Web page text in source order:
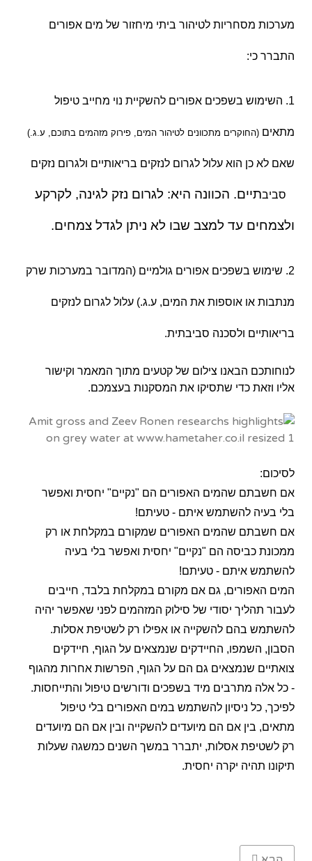
מערכות מסחריות לטיהור ביתי מיחזור של מים אפורים
התברר כי:
1. השימוש בשפכים אפורים להשקיית נוי מחייב טיפול
מתאים (החוקרים מתכוונים לטיהור המים, פירוק מזהמים בתוכם, ע.ג.)
שאם לא כן הוא עלול לגרום לנזקים בריאותיים ולגרום נזקים
סביבתיים. הכוונה היא: לגרום נזק לגינה, לקרקע
ולצמחים עד למצב שבו לא ניתן לגדל צמחים.
2. שימוש בשפכים אפורים גולמיים (המדובר במערכות שרק
מנתבות או אוספות את המים, ע.ג.) עלול לגרום לנזקים
בריאותיים ולסכנה סביבתית.
לנוחותכם הבאנו צילום של קטעים מתוך המאמר וקישור
אליו וזאת כדי שתסיקו את המסקנות בעצמכם.
לסיכום:
אם חשבתם שהמים האפורים הם "נקיים" יחסית ואפשר
בלי בעיה להשתמש איתם - טעיתם!
אם חשבתם שהמים האפורים שמקורם במקלחת או רק
ממכונת כביסה הם "נקיים" יחסית ואפשר בלי בעיה
להשתמש איתם - טעיתם!
המים האפורים, גם אם מקורם במקלחת בלבד, חייבים
לעבור תהליך יסודי של סילוק המזהמים לפני שאפשר יהיה
להשתמש בהם להשקייה או אפילו רק לשטיפת אסלות.
הסבון, השמפו, החיידקים שנמצאים על הגוף, חיידקים
צואתיים שנמצאים גם הם על הגוף, הפרשות אחרות מהגוף
- כל אלה מתרבים מיד בשפכים ודורשים טיפול והתייחסות.
לפיכך, כל ניסיון להשתמש במים האפורים בלי טיפול
מתאים, בין אם הם מיועדים להשקייה ובין אם הם מיועדים
רק לשטיפת אסלות, יתברר במשך השנים כמשגה שעלות
תיקונו תהיה יקרה יחסית.